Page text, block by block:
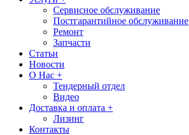
Сервисное обслуживание
Постгарантийное обслуживание
Ремонт
Запчасти
Статьи
Новости
О Нас +
Тендерный отдел
Видео
Доставка и оплата +
Лизинг
Контакты